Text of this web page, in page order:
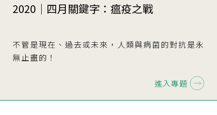
2020｜四月關鍵字：瘟疫之戰
不管是現在、過去或未來，人類與病菌的對抗是永
無止盡的！
進入專題